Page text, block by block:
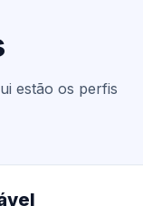
estão os perfis